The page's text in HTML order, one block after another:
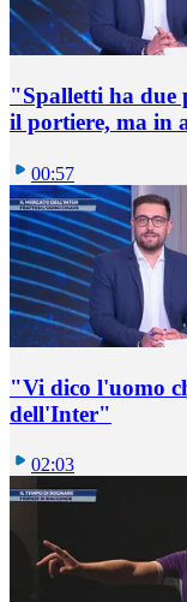
"Spalletti ha
il portiere, ma in
00:57
"Vi dico l'uomo
dell'Inter"
02:03